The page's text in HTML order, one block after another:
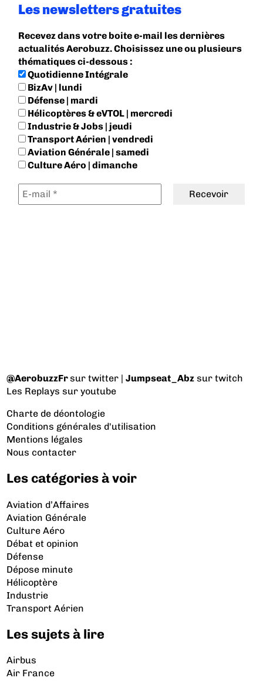
Les newsletters gratuites
Recevez dans votre boite e-mail les dernières
actualités Aerobuzz. Choisissez une ou plusieurs
thématiques ci-dessous :
Quotidienne Intégrale
BizAv | lundi
Défense | mardi
Hélicoptères & eVTOL | mercredi
Industrie & Jobs | jeudi
Transport Aérien | vendredi
Aviation Générale | samedi
Culture Aéro | dimanche
@AerobuzzFrsur twitter |Jumpseat_Abz sur twitch
Les Replays sur youtube
Charte de déontologie
Conditions générales d'utilisation
Mentions légales
Nous contacter
Les catégories à voir
Aviation d’Affaires
Aviation Générale
Culture Aéro
Débat et opinion
Défense
Dépose minute
Hélicoptère
Industrie
Transport Aérien
Les sujets à lire
Airbus
Air France